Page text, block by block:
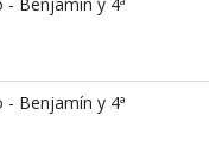
Benjamín y 4ª